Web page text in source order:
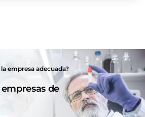
empresa adecuada?
de